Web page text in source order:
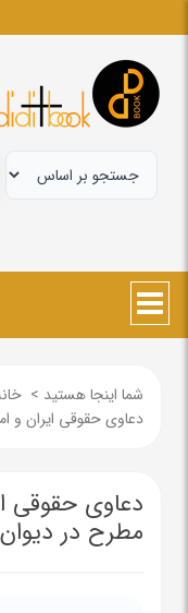
شما اینجا هستید >
دعاوی حقوقی ایران و
دعاوی حقوقی
مطرح در